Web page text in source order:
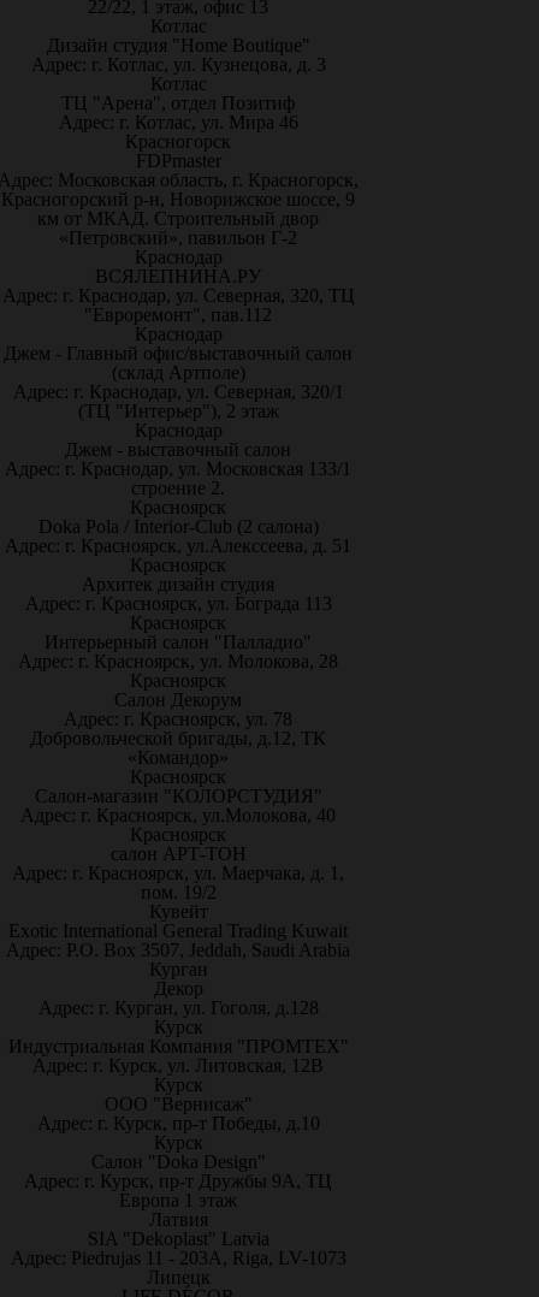
22/22, 1 этаж, офис 13
Котлас
Дизайн студия "Home Boutique"
Адрес: г. Котлас, ул. Кузнецова, д. 3
Котлас
ТЦ "Арена", отдел Позитиф
Адрес: г. Котлас, ул. Мира 46
Красногорск
FDPmaster
Московская область, г. Красногорск,
Красногорский р-н, Новорижское шоссе, 9
км от МКАД. Строительный двор
«Петровский», павильон Г-2
Краснодар
ВСЯЛЕПНИНА.РУ
Адрес: г. Краснодар, ул. Северная, 320, ТЦ
"Евроремонт", пав.112
Краснодар
Джем - Главный офис/выставочный салон
(склад Артполе)
Адрес: г. Краснодар, ул. Северная, 320/1
(ТЦ "Интерьер"), 2 этаж
Краснодар
Джем - выставочный салон
Адрес: г. Краснодар, ул. Московская 133/1
строение 2.
Красноярск
Doka Pola / Interior-Club (2 салона)
Адрес: г. Красноярск, ул.Алекссеева, д. 51
Красноярск
Архитек дизайн студия
Адрес: г. Красноярск, ул. Бограда 113
Красноярск
Интерьерный салон "Палладио"
Адрес: г. Красноярск, ул. Молокова, 28
Красноярск
Салон Декорум
Адрес: г. Красноярск, ул. 78
Добровольческой бригады, д.12, ТК
«Командор»
Красноярск
Салон-магазин "КОЛОРСТУДИЯ"
Адрес: г. Красноярск, ул.Молокова, 40
Красноярск
салон АРТ-ТОН
Адрес: г. Красноярск, ул. Маерчака, д. 1,
пом. 19/2
Кувейт
Exotic International General Trading Kuwait
Адрес: P.O. Box 3507, Jeddah, Saudi Arabia
Курган
Декор
Адрес: г. Курган, ул. Гоголя, д.128
Курск
Индустриальная Компания "ПРОМТЕХ"
Адрес: г. Курск, ул. Литовская, 12В
Курск
ООО "Вернисаж"
Адрес: г. Курск, пр-т Победы, д.10
Курск
Салон "Doka Design"
Адрес: г. Курск, пр-т Дружбы 9А, ТЦ
Европа 1 этаж
Латвия
SIA "Dekoplast" Latvia
Адрес: Piedrujas 11 - 203A, Riga, LV-1073
Липецк